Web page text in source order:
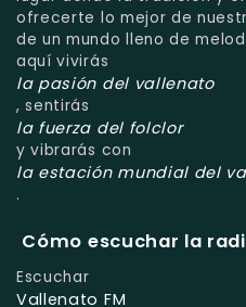
ofrecerte lo mejor de
de un mundo lleno de
aquí vivirás
la pasión del vallenato
, sentirás
la fuerza del folclor
y vibrarás con
la estación mundial del
.
Cómo escuchar la
Escuchar
Vallenato FM